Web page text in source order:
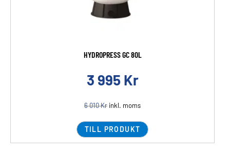
HYDROPRESS GC 80L
3 995 Kr
6 010Kr inkl. moms
TILL PRODUKT